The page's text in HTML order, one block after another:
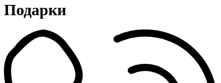
Подарки